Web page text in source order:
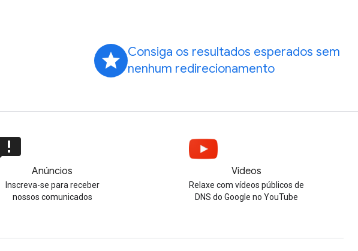
grade Consiga os resultados esperados sem
nenhum redirecionamento
announcement
Anúncios
Inscreva-se para receber
nossos comunicados
Vídeos
Relaxe com vídeos públicos de
DNS do Google no YouTube